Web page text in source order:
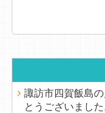
諏訪市四賀飯島
とうございました